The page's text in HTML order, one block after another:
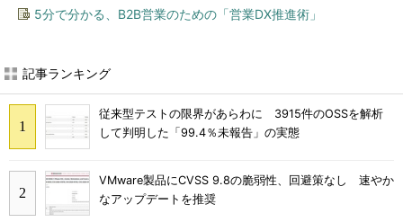
5分で分かる、B2B営業のための「営業DX推進術」
記事ランキング
従来型テストの限界があらわに 3915件のOSSを解析
して判明した「99.4％未報告」の実態
VMware製品にCVSS 9.8の脆弱性、回避策なし 速やか
なアップデートを推奨